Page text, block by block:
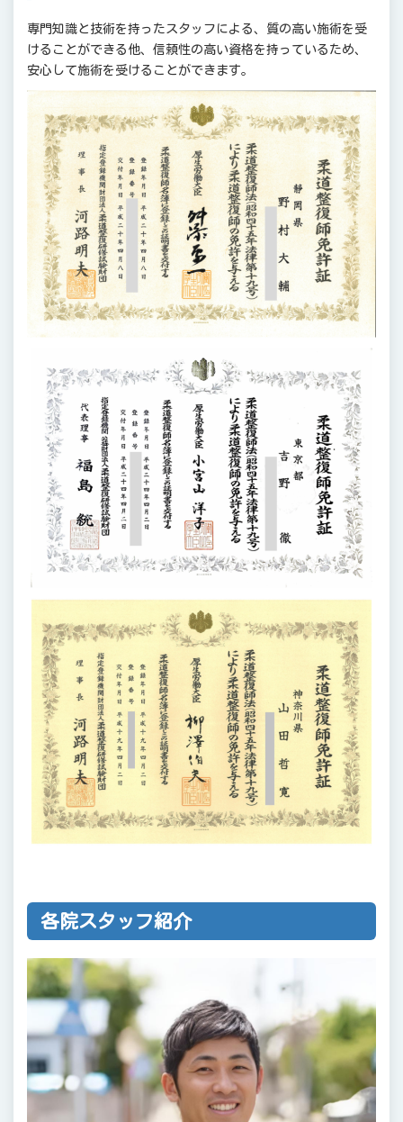
専門知識と技術を持ったスタッフによる、質の高い施術を受
けることができる他、信頼性の高い資格を持っているため、
安心して施術を受けることができます。
各院スタッフ紹介